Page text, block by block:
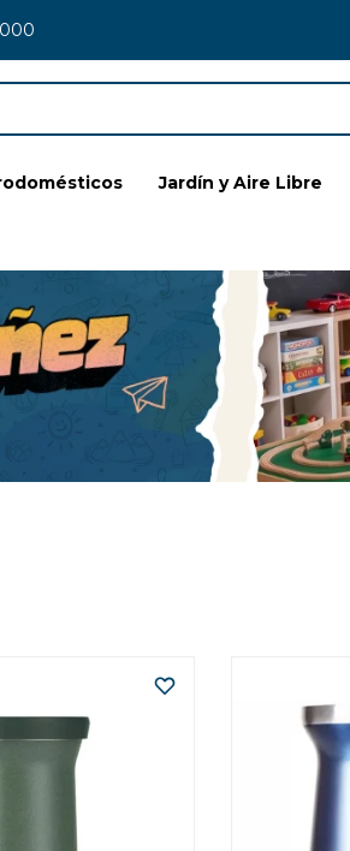
Jardín y Aire Libre